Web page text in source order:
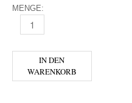
MENGE:
ISFJORD MENGE
IN DEN
WARENKORB